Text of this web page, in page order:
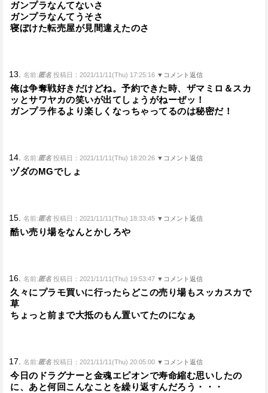
ガンプラなんてないさ
ガンプラなんてうそさ
寝ぼけた転売屋が見間違えたのさ
13. 名前:匿名 投稿日：2021/11/11(Thu) 17:25:16 ▼コメント返信
俺は争奪戦好きだけどね。予約できた時、ザマミロ＆スカ
ッとサワヤカの笑いが出てしょうがねーぜッ！
ガンプラ作るより楽しくなっちゃってるのは秘密だ！
14. 名前:匿名 投稿日：2021/11/11(Thu) 18:20:26 ▼コメント返信
ヅダのMGでしょ
15. 名前:匿名 投稿日：2021/11/11(Thu) 18:33:45 ▼コメント返信
酷い売り場をなんとかしろや
16. 名前:匿名 投稿日：2021/11/11(Thu) 19:53:47 ▼コメント返信
久々にプラモ買いに行ったらどこの売り場もスッカスカで
草
ちょっと前まで大抵のもん置いてたのになぁ
17. 名前:匿名 投稿日：2021/11/11(Thu) 20:05:00 ▼コメント返信
今日のドラグナーと金魂エピオンで寿命縮む思いしたの
に、あと何回こんなことを繰り返すんだろう・・・